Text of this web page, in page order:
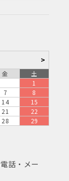
>
金
土
1
7
8
14
15
21
22
28
29
話・メー